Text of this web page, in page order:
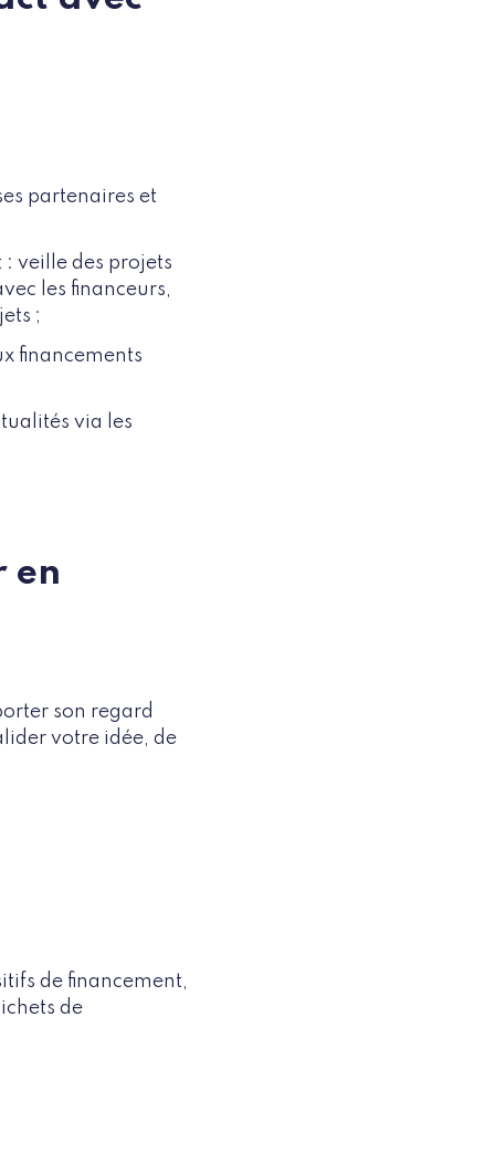
partenaires et
veille des projets
les financeurs,
;
financements
via les
en
son regard
votre idée, de
de financement,
de